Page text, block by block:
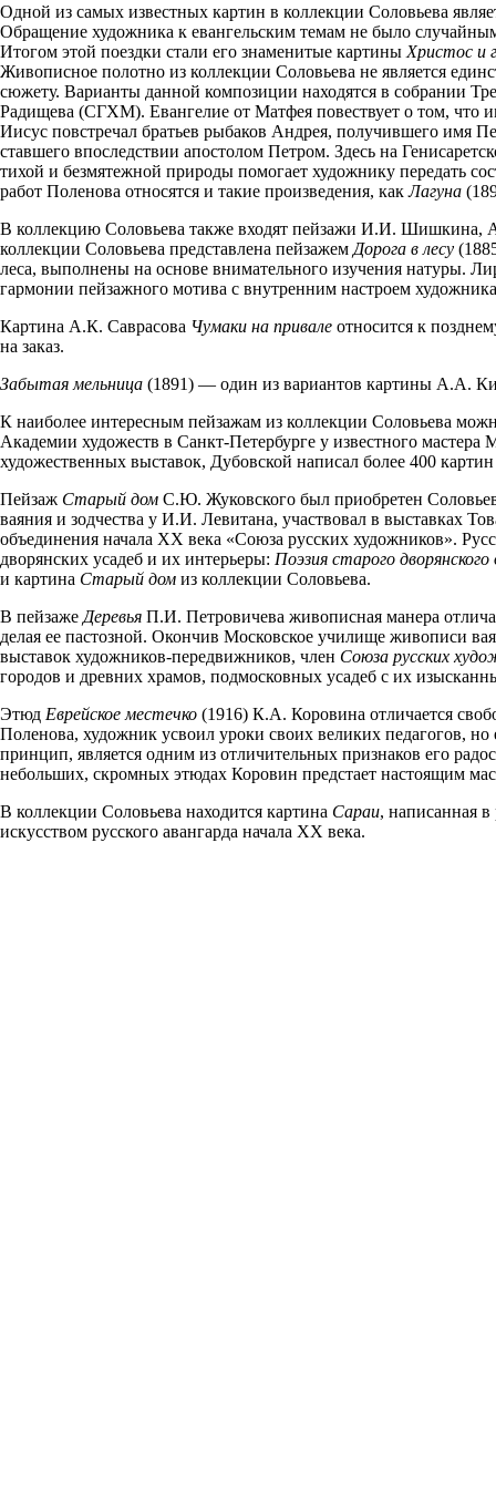
Одной из самых известных картин в коллекции Соловьева
Обращение художника к евангельским темам не было
Итогом этой поездки стали его знаменитые картины Христос и
Живописное полотно из коллекции Соловьева не является
сюжету. Варианты данной композиции находятся в собрании
Радищева (СГХМ). Евангелие от Матфея повествует о том, что
Иисус повстречал братьев рыбаков Андрея, получившего имя
ставшего впоследствии апостолом Петром. Здесь на
тихой и безмятежной природы помогает художнику передать
работ Поленова относятся и такие произведения, какЛагуна
В коллекцию Соловьева также входят пейзажи И.И.
коллекции Соловьева представлена пейзажем Дорога в лесу
леса, выполнены на основе внимательного изучения натуры.
гармонии пейзажного мотива с внутренним настроем
Картина А.К. Саврасова Чумаки на привале относится к
на заказ.
Забытая мельница (1891) — один из вариантов картины А.А.
К наиболее интересным пейзажам из коллекции Соловьева
Академии художеств в Санкт-Петербурге у известного
художественных выставок, Дубовской написал более 400
Пейзаж Старый дом С.Ю. Жуковского был приобретен
ваяния и зодчества у И.И. Левитана, участвовал в выставках
объединения начала ХХ века «Союза русских художников».
дворянских усадеб и их интерьеры: Поэзия старого дворянского
и картина Старый дом из коллекции Соловьева.
В пейзаже Деревья П.И. Петровичева живописная манера
делая ее пастозной. Окончив Московское училище живописи
выставок художников-передвижников, член Союза русских
городов и древних храмов, подмосковных усадеб с их
Этюд Еврейское местечко (1916) К.А. Коровина отличается
Поленова, художник усвоил уроки своих великих педагогов,
принцип, является одним из отличительных признаков его
небольших, скромных этюдах Коровин предстает настоящим
В коллекции Соловьева находится картина Сараи, написанная
искусством русского авангарда начала ХХ века.